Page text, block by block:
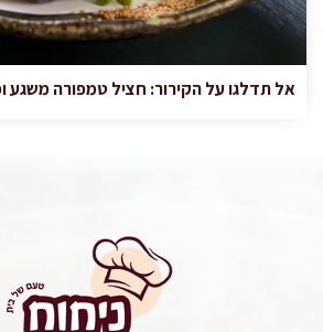
אל תדלגו על הקירור: חציל טמפורה משגע